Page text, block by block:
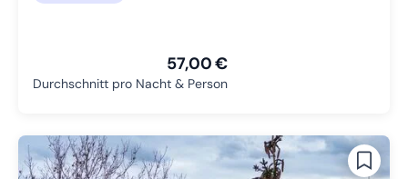
57,00 €
Durchschnitt pro Nacht & Person